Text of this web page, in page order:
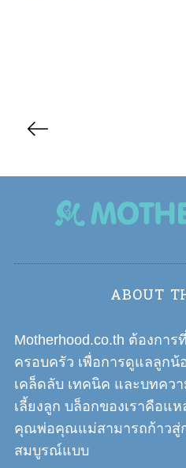
a
t
i
o
n
ABOUT
Motherhood.co.th ต้องกา
ครอบครัว เพื่อการดูแลลูกน้
เคล็ดลับ เทคนิค และบทคว
เลี้ยงลูก บล็อกของเราคือแ
คุณพ่อคุณแม่สามารถก้าวสู่ก
สมบูรณ์แบบ